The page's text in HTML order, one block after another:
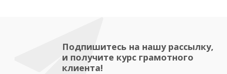
Подпишитесь на нашу рассылку,
и получите курс грамотного
клиента!